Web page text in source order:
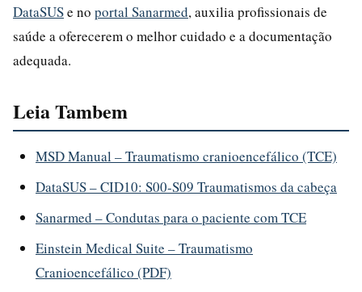
DataSUSe no portal Sanarmed, auxilia profissionais de
saúde a oferecerem o melhor cuidado e a documentação
adequada.
Leia Tambem
MSD Manual – Traumatismo cranioencefálico (TCE)
DataSUS – CID10: S00-S09 Traumatismos da cabeça
Sanarmed – Condutas para o paciente com TCE
Einstein Medical Suite – Traumatismo
Cranioencefálico (PDF)